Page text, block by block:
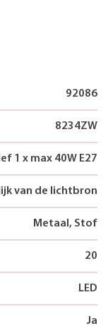
92086
8234ZW
1 x max 40W E27
van de lichtbron
Metaal, Stof
20
LED
Ja